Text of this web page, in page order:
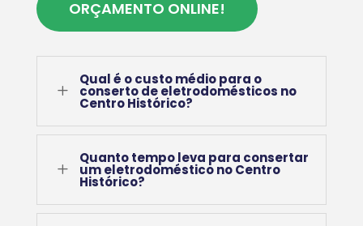
ORÇAMENTO ONLINE!
L
Qual é o custo médio para o
conserto de eletrodomésticos no
Centro Histórico?
L
Quanto tempo leva para consertar
um eletrodoméstico no Centro
Histórico?